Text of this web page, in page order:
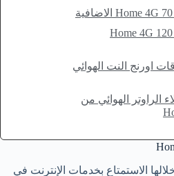
3- باقة الـ Home 4G 120
اورنج النت الهوائي
الراوتر الهوائي من
الاستمتاع بخدمات الإنترنت في